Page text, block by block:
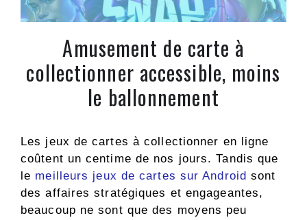
Amusement de carte à
collectionner accessible, moins
le ballonnement
Les jeux de cartes à collectionner en ligne
coûtent un centime de nos jours. Tandis que
le meilleurs jeux de cartes sur Android sont
des affaires stratégiques et engageantes,
beaucoup ne sont que des moyens peu